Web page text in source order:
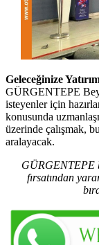
Geleceğinize
GÜRGENTEPE
isteyenler için
konusunda
üzerinde çalışmak,
aralayacak.
GÜRGENTEPE
fırsatından